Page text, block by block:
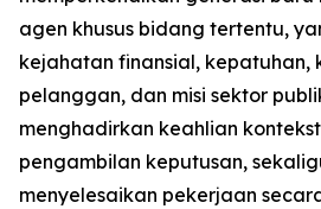
agen khusus bidang tertentu,
kejahatan finansial, kepatuhan,
pelanggan, dan misi sektor
menghadirkan keahlian
pengambilan keputusan,
menyelesaikan pekerjaan